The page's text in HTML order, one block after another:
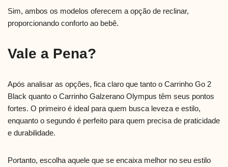
Sim, ambos os modelos oferecem a opção de reclinar,
proporcionando conforto ao bebê.
Vale a Pena?
Após analisar as opções, fica claro que tanto o Carrinho Go 2
Black quanto o Carrinho Galzerano Olympus têm seus pontos
fortes. O primeiro é ideal para quem busca leveza e estilo,
enquanto o segundo é perfeito para quem precisa de praticidade
e durabilidade.
Portanto, escolha aquele que se encaixa melhor no seu estilo